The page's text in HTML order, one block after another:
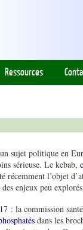
Ressources
sujet politique en
sérieuse. Le kebab,
récemment l’objet
enjeux peu
: la commission
dans les